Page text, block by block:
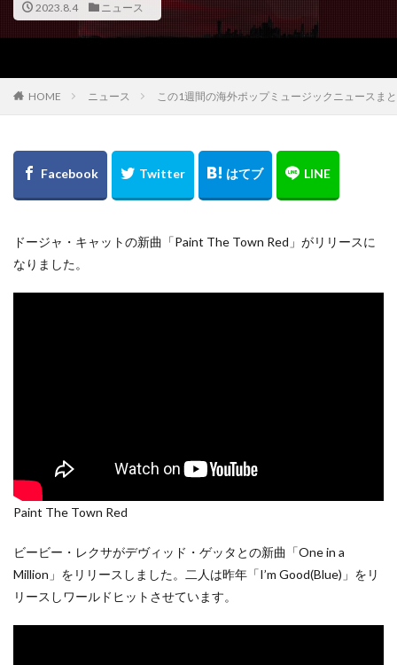
2023.8.4 ニュース
HOME ニュース この1週間の海外ポップミュージックニュースま
ドージャ・キャットの新曲「Paint The Town Red」がリリースに
なりました。
Paint The Town Red
ビービー・レクサがデヴィッド・ゲッタとの新曲「One in a
Million」をリリースしました。二人は昨年「I’m Good(Blue)」をリ
リースしワールドヒットさせています。